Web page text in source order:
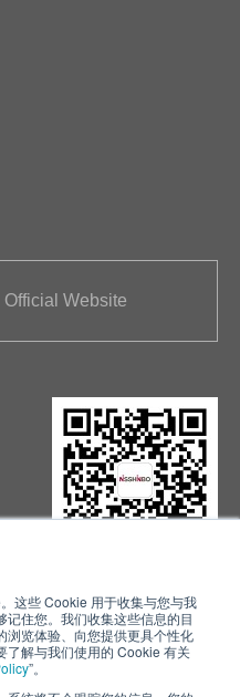
这些 Cookie 用于收集与您与我
住您。我们收集这些信息的目
浏览体验、向您提供更具个性化
了解与我们使用的 Cookie 有关
”。
Official Website
使用条款
网站地图